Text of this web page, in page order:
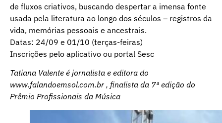
de fluxos criativos, buscando despertar a imensa fonte
usada pela literatura ao longo dos séculos – registros da
vida, memórias pessoais e ancestrais.
Datas: 24/09 e 01/10 (terças-feiras)
Inscrições pelo aplicativo ou portal Sesc
Tatiana Valente é jornalista e editora do
www.falandoemsol.com.br , finalista da 7ª edição do
Prêmio Profissionais da Música